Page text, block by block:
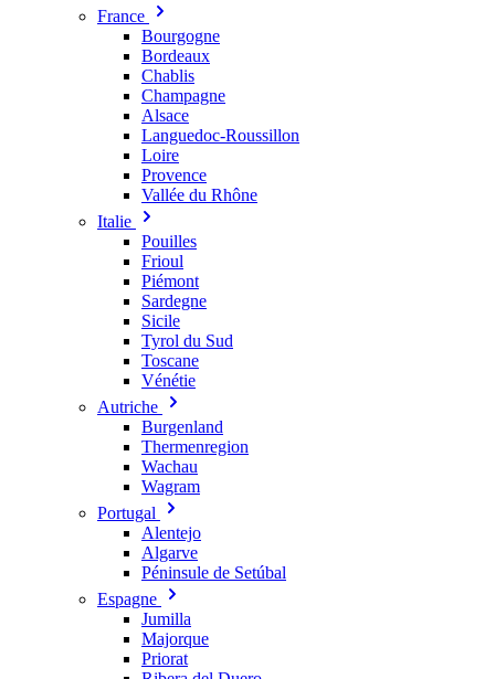
France
Bourgogne
Bordeaux
Chablis
Champagne
Alsace
Languedoc-Roussillon
Loire
Provence
Vallée du Rhône
Italie
Pouilles
Frioul
Piémont
Sardegne
Sicile
Tyrol du Sud
Toscane
Vénétie
Autriche
Burgenland
Thermenregion
Wachau
Wagram
Portugal
Alentejo
Algarve
Péninsule de Setúbal
Espagne
Jumilla
Majorque
Priorat